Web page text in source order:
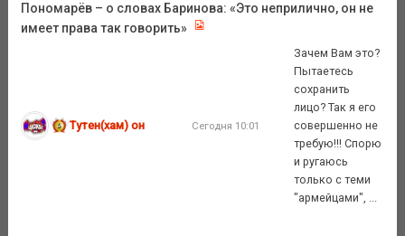
Пономарёв – о словах Баринова: «Это неприлично, он не
имеет права так говорить»
Тутен(хам) он Сегодня 10:01
Зачем Вам это?
Пытаетесь
сохранить
лицо? Так я его
совершенно не
требую!!! Спорю
и ругаюсь
только с теми
"армейцами", ...